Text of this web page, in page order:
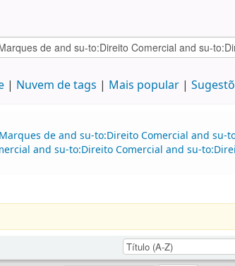
Nuvem de tags Mais popular
de and su-to:Direito Comercial and
and su-to:Direito Comercial and su-